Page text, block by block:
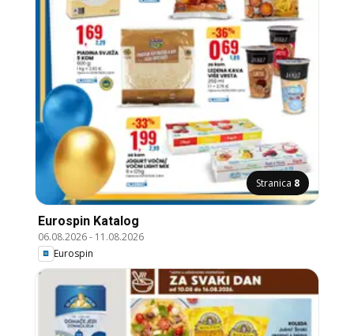
Stranica 8
Eurospin Katalog
06.08.2026- 11.08.2026
Eurospin